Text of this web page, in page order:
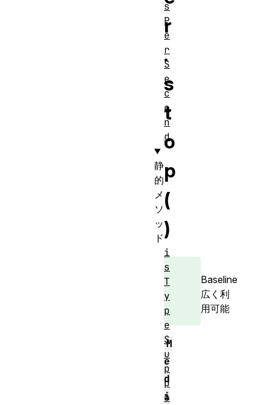
r
.
s
t
o
p
(
)
Baseline
広く利
用可能
M
e
d
i
s
P
e
r
S
e
c
o
n
d
静
的
メ
ソ
ッ
ド
i
s
T
y
p
e
S
u
p
p
o